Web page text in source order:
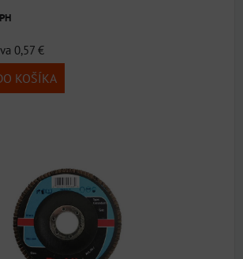
0,57 €
KOŠÍKA